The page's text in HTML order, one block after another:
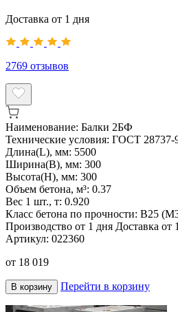
Доставка от 1 дня
2769 отзывов
Наименование: Балки 2БФ
Технические условия: ГОСТ 28737-
Длина(L), мм: 5500
Ширина(B), мм: 300
Высота(H), мм: 300
Объем бетона, м³: 0.37
Вес 1 шт., т: 0.920
Класс бетона по прочности: B25
Производство от 1 дня Доставка от
Артикул: 022360
от 18 019
В корзину Перейти в корзину